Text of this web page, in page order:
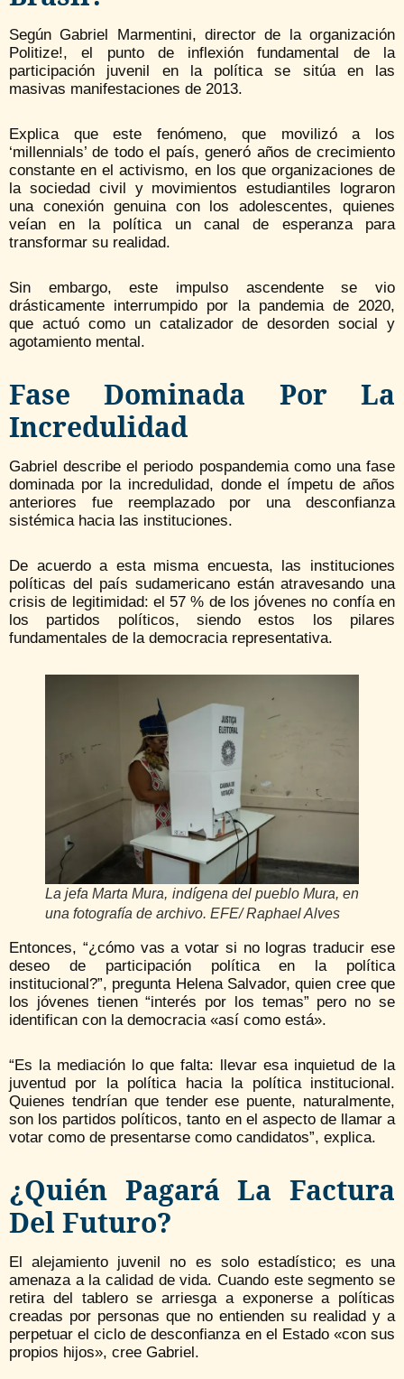
Según Gabriel Marmentini, director de la organización
Politize!, el punto de inflexión fundamental de la
participación juvenil en la política se sitúa en las
masivas manifestaciones de 2013.
Explica que este fenómeno, que movilizó a los
‘millennials’ de todo el país, generó años de crecimiento
constante en el activismo, en los que organizaciones de
la sociedad civil y movimientos estudiantiles lograron
una conexión genuina con los adolescentes, quienes
veían en la política un canal de esperanza para
transformar su realidad.
Sin embargo, este impulso ascendente se vio
drásticamente interrumpido por la pandemia de 2020,
que actuó como un catalizador de desorden social y
agotamiento mental.
Fase Dominada Por La
Incredulidad
Gabriel describe el periodo pospandemia como una fase
dominada por la incredulidad, donde el ímpetu de años
anteriores fue reemplazado por una desconfianza
sistémica hacia las instituciones.
De acuerdo a esta misma encuesta, las instituciones
políticas del país sudamericano están atravesando una
crisis de legitimidad: el 57 % de los jóvenes no confía en
los partidos políticos, siendo estos los pilares
fundamentales de la democracia representativa.
La jefa Marta Mura, indígena del pueblo Mura, en
una fotografía de archivo. EFE/ Raphael Alves
Entonces, “¿cómo vas a votar si no logras traducir ese
deseo de participación política en la política
institucional?”, pregunta Helena Salvador, quien cree que
los jóvenes tienen “interés por los temas” pero no se
identifican con la democracia «así como está».
“Es la mediación lo que falta: llevar esa inquietud de la
juventud por la política hacia la política institucional.
Quienes tendrían que tender ese puente, naturalmente,
son los partidos políticos, tanto en el aspecto de llamar a
votar como de presentarse como candidatos”, explica.
¿Quién Pagará La Factura
Del Futuro?
El alejamiento juvenil no es solo estadístico; es una
amenaza a la calidad de vida. Cuando este segmento se
retira del tablero se arriesga a exponerse a políticas
creadas por personas que no entienden su realidad y a
perpetuar el ciclo de desconfianza en el Estado «con sus
propios hijos», cree Gabriel.